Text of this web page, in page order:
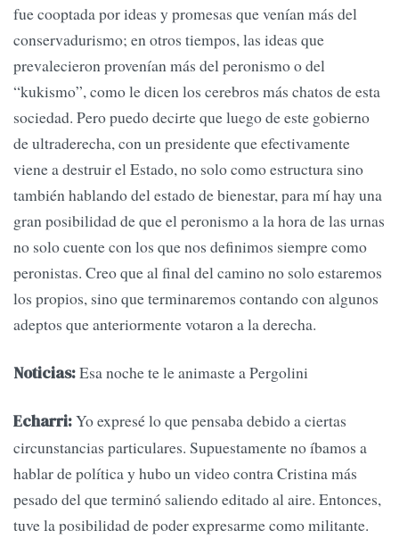
fue cooptada por ideas y promesas que venían más del
conservadurismo; en otros tiempos, las ideas que
prevalecieron provenían más del peronismo o del
“kukismo”, como le dicen los cerebros más chatos de esta
sociedad. Pero puedo decirte que luego de este gobierno
de ultraderecha, con un presidente que efectivamente
viene a destruir el Estado, no solo como estructura sino
también hablando del estado de bienestar, para mí hay una
gran posibilidad de que el peronismo a la hora de las urnas
no solo cuente con los que nos definimos siempre como
peronistas. Creo que al final del camino no solo estaremos
los propios, sino que terminaremos contando con algunos
adeptos que anteriormente votaron a la derecha.
Noticias:Esa noche te le animaste a Pergolini
Echarri:Yo expresé lo que pensaba debido a ciertas
circunstancias particulares. Supuestamente no íbamos a
hablar de política y hubo un video contra Cristina más
pesado del que terminó saliendo editado al aire. Entonces,
tuve la posibilidad de poder expresarme como militante.